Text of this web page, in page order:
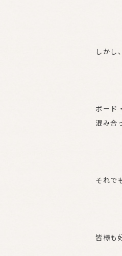
しかし
ボード
混み合
それで
皆様も